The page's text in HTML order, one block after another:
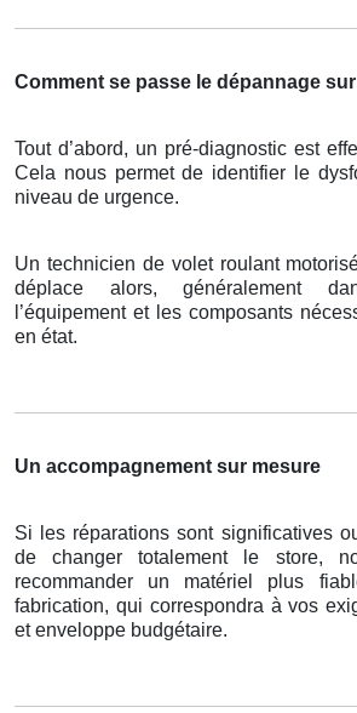
Comment se passe le dépannage
Tout d’abord, un pré-diagnostic est
Cela nous permet de identifier le
niveau de urgence.
Un technicien de volet roulant
déplace alors, généralement
l’équipement et les composants
en état.
Un accompagnement sur mesure
Si les réparations sont significatives
de changer totalement le store,
recommander un matériel plus
fabrication, qui correspondra à vos
et enveloppe budgétaire.